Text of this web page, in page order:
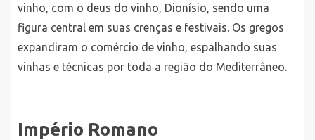
vinho, com o deus do vinho, Dionísio, sendo uma
figura central em suas crenças e festivais. Os gregos
expandiram o comércio de vinho, espalhando suas
vinhas e técnicas por toda a região do Mediterrâneo.
Império Romano